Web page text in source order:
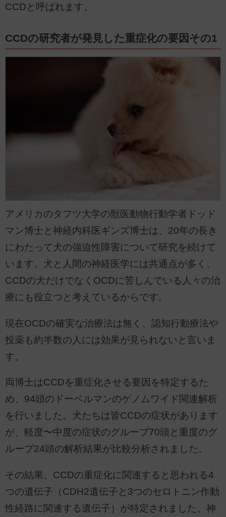
CCDと呼ばれます。
CCDの研究者が発見した重症化の要因その1
アメリカのタフツ大学の獣医動物行動学者ドッド
マン博士と神経内科医ギンズ博士は、20年の長き
にわたって犬の強迫性障害について研究を続けて
います。犬と人間の神経医学には共通点が多く、
CCDの犬だけでなくOCDに苦しんでいる人々の治
療にも役立つと考えているからです。
現在OCDの確実な治療法は無く、認知行動療法や
投薬も約半数の人には効果が見られないと言いま
す。
両博士はCCDを重症化させる要因を特定するた
め、94頭のドーベルマンのゲノムワイド関連解析
を行いました。犬たちは皆CCDの症状があります
が、軽度〜中度の症状のグループ70頭と重度のグ
ループ24頭の解析結果が比較分析されました。
その結果、CCDの重症化に関連すると思われる4
つの遺伝子（CDH2遺伝子と3つのセロトニン作動
性経路に関連する遺伝子）が特定されました。神